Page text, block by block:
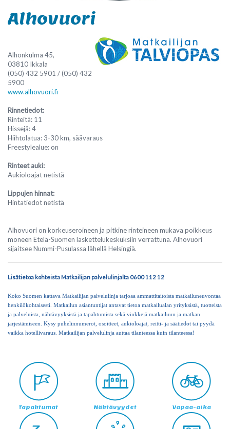
Alhovuori
Alhonkulma 45,
03810 Ikkala
(050) 432 5901 / (050) 432
5900
www.alhovuori.fi
Rinnetiedot:
Rinteitä: 11
Hissejä: 4
Hiihtolatua: 3-30 km, säävaraus
Freestylealue: on
Rinteet auki:
Aukioloajat netistä
Lippujen hinnat:
Hintatiedot netistä
Alhovuori on korkeuseroineen ja pitkine rinteineen mukava poikkeus
moneen Etelä-Suomen laskettelukeskuksiin verrattuna. Alhovuori
sijaitsee Nummi-Pusulassa lähellä Helsingiä.
Lisätietoa kohteista Matkailijan palvelulinjalta 0600 112 12
Koko Suomen kattava Matkailijan palvelulinja tarjoaa ammattitaitoista matkailuneuvontaa
henkilökohtaisesti. Matkailun asiantuntijat antavat tietoa matkailualan yrityksistä, tuotteista
ja palveluista, nähtävyyksistä ja tapahtumista sekä vinkkejä matkailuun ja matkan
järjestämiseen. Kysy puhelinnumerot, osoitteet, aukioloajat, reitti- ja säätiedot tai pyydä
vaikka hotellivaraus. Matkailijan palvelulinja auttaa tilanteessa kuin tilanteessa!
Tapahtumat Nähtävyydet Vapaa-aika